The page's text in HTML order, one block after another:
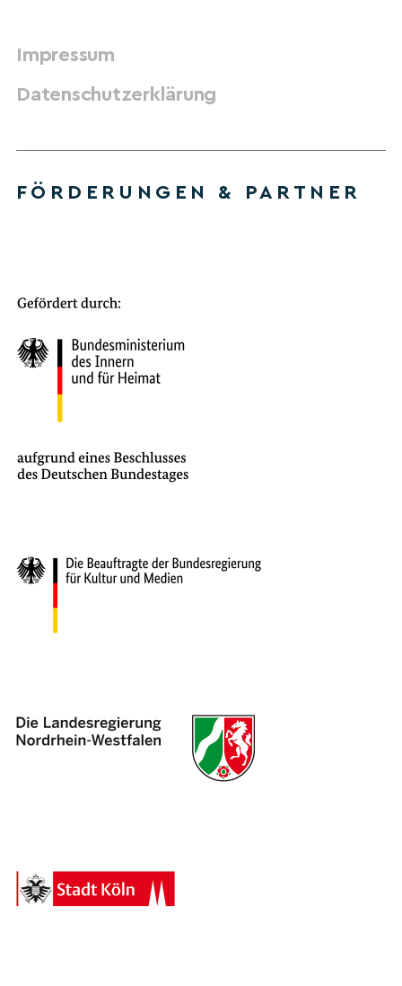
Impressum
Datenschutzerklärung
FÖRDERUNGEN & PARTNER